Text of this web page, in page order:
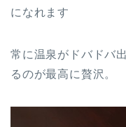
になれます
常に温泉がドバドバ
るのが最高に贅沢。